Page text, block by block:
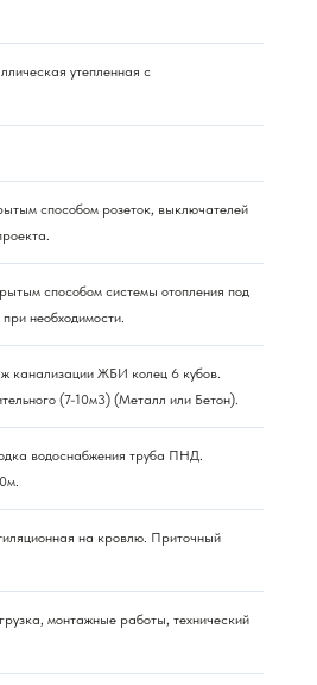
утепленная с
способом розеток, выключателей
способом системы отопления под
необходимости.
канализации ЖБИ колец 6 кубов.
(7-10м3) (Металл или Бетон).
водоснабжения труба ПНД.
на кровлю. Приточный
монтажные работы, технический